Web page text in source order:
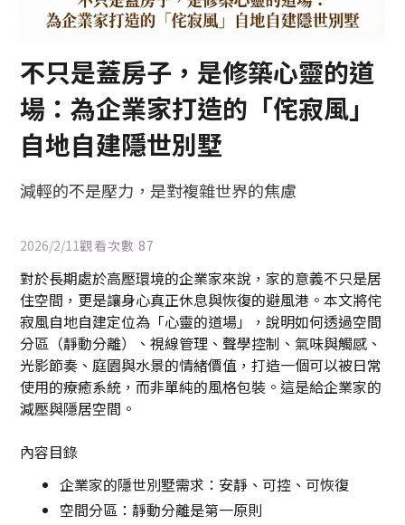
不只是蓋房子，是修築心靈的道
場：為企業家打造的「侘寂風」
自地自建隱世別墅
減輕的不是壓力，是對複雜世界的焦慮
2026/2/11觀看次數 87
對於長期處於高壓環境的企業家來說，家的意義不只是居
住空間，更是讓身心真正休息與恢復的避風港。本文將侘
寂風自地自建定位為「心靈的道場」，說明如何透過空間
分區（靜動分離）、視線管理、聲學控制、氣味與觸感、
光影節奏、庭園與水景的情緒價值，打造一個可以被日常
使用的療癒系統，而非單純的風格包裝。這是給企業家的
減壓與隱居空間。
內容目錄
企業家的隱世別墅需求：安靜、可控、可恢復
空間分區：靜動分離是第一原則